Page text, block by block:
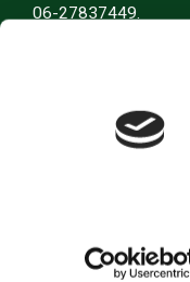
06-27837449.